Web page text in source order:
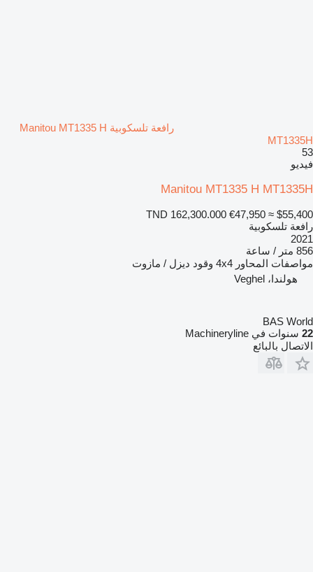
رافعة تلسكوبية Manitou MT1335 H
MT1335H
53
فيديو
Manitou MT1335 H MT1335H
TND 162,300.000 €47,950 ≈ $55,400
رافعة تلسكوبية
2021
856 متر / ساعة
مواصفات المحاور 4x4 وقود ديزل / مازوت
هولندا، Veghel
BAS World
22 سنوات في Machineryline
الاتصال بالبائع